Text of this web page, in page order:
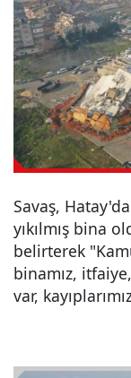
Savaş,
yıkılmış bina
belirterek
binamız,
var,